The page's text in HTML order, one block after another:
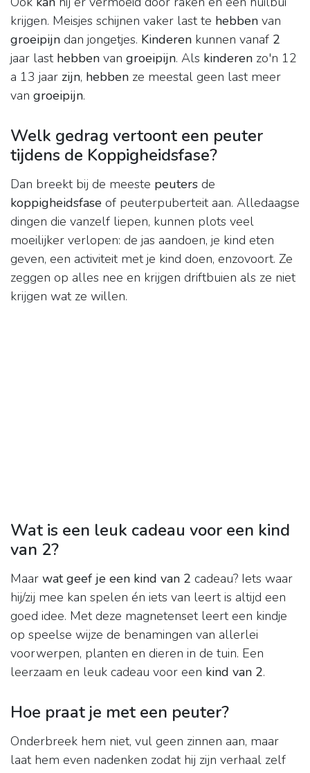
krijgen. Meisjes schijnen vaker last te hebben van
groeipijn dan jongetjes. Kinderen kunnen vanaf 2
jaar last hebben van groeipijn. Als kinderen zo'n 12
a 13 jaar zijn, hebben ze meestal geen last meer
van groeipijn.
Welk gedrag vertoont een peuter
tijdens de Koppigheidsfase?
Dan breekt bij de meeste peuters de
koppigheidsfase of peuterpuberteit aan. Alledaagse
dingen die vanzelf liepen, kunnen plots veel
moeilijker verlopen: de jas aandoen, je kind eten
geven, een activiteit met je kind doen, enzovoort. Ze
zeggen op alles nee en krijgen driftbuien als ze niet
krijgen wat ze willen.
Wat is een leuk cadeau voor een kind
van 2?
Maar wat geef je een kind van 2 cadeau? Iets waar
hij/zij mee kan spelen én iets van leert is altijd een
goed idee. Met deze magnetenset leert een kindje
op speelse wijze de benamingen van allerlei
voorwerpen, planten en dieren in de tuin. Een
leerzaam en leuk cadeau voor een kind van 2.
Hoe praat je met een peuter?
Onderbreek hem niet, vul geen zinnen aan, maar
laat hem even nadenken zodat hij zijn verhaal zelf